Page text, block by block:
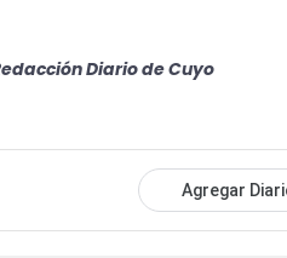
Diario de Cuyo
Agregar